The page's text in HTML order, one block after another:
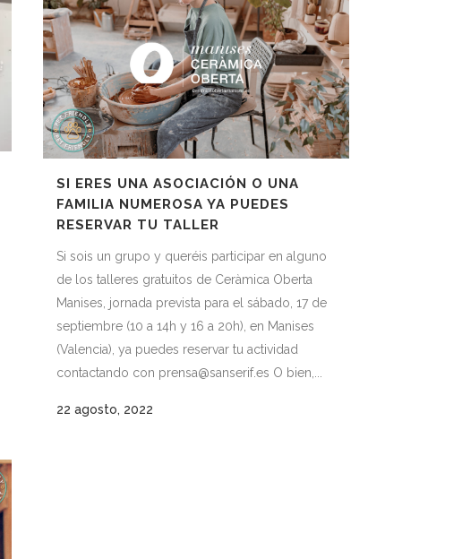
SI ERES UNA ASOCIACIÓN O UNA
FAMILIA NUMEROSA YA PUEDES
RESERVAR TU TALLER
Si sois un grupo y queréis participar en alguno
de los talleres gratuitos de Ceràmica Oberta
Manises, jornada prevista para el sábado, 17 de
septiembre (10 a 14h y 16 a 20h), en Manises
(Valencia), ya puedes reservar tu actividad
contactando con prensa@sanserif.es O bien,...
22 agosto, 2022